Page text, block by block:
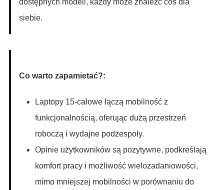
dostępnych modeli, każdy może znaleźć coś dla
siebie.
Co warto zapamietać?:
Laptopy 15-calowe łączą mobilność z
funkcjonalnością, oferując dużą przestrzeń
roboczą i wydajne podzespoły.
Opinie użytkowników są pozytywne, podkreślają
komfort pracy i możliwość wielozadaniowości,
mimo mniejszej mobilności w porównaniu do